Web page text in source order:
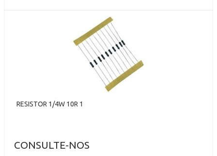
RESISTOR 1/4W 10R 1
CONSULTE-NOS